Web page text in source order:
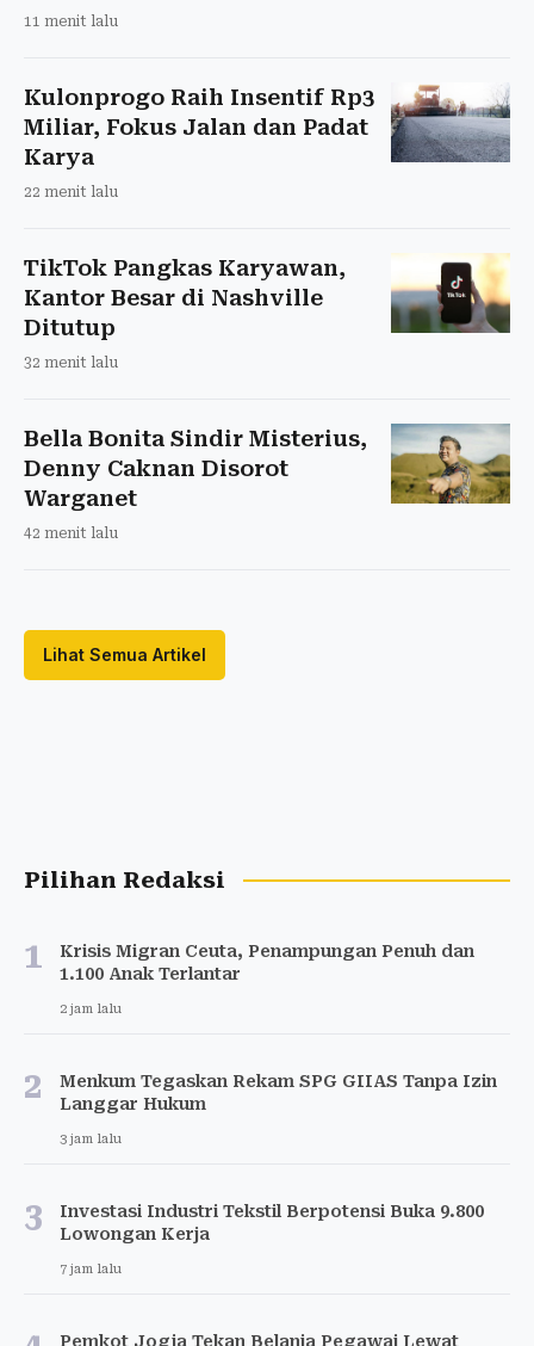
11 menit lalu
Kulonprogo Raih Insentif Rp3
Miliar, Fokus Jalan dan Padat
Karya
22 menit lalu
TikTok Pangkas Karyawan,
Kantor Besar di Nashville
Ditutup
32 menit lalu
Bella Bonita Sindir Misterius,
Denny Caknan Disorot
Warganet
42 menit lalu
Lihat Semua Artikel
Pilihan Redaksi
1
Krisis Migran Ceuta, Penampungan Penuh dan
1.100 Anak Terlantar
2 jam lalu
2
Menkum Tegaskan Rekam SPG GIIAS Tanpa Izin
Langgar Hukum
3 jam lalu
3
Investasi Industri Tekstil Berpotensi Buka 9.800
Lowongan Kerja
7 jam lalu
Pemkot Jogja Tekan Belanja Pegawai Lewat